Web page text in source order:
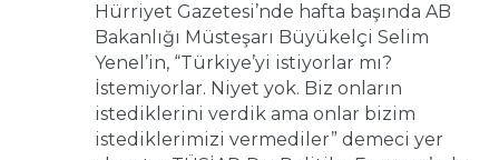
Hürriyet Gazetesi’nde hafta başında AB
Bakanlığı Müsteşarı Büyükelçi Selim
Yenel’in, “Türkiye’yi istiyorlar mı?
İstemiyorlar. Niyet yok. Biz onların
istediklerini verdik ama onlar bizim
istediklerimizi vermediler” demeci yer